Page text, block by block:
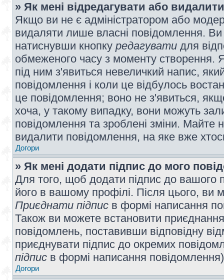
» Як мені відредагувати або
Якщо ви не є адміністратором або
видаляти лише власні повідомлення.
натиснувши кнопку редагувати для
обмеженого часу з моменту створення.
під ним з'явиться невеличкий напис,
повідомлення і коли це відбулось
це повідомлення; воно не з'явиться,
хоча, у такому випадку, вони можуть
повідомлення та зроблені зміни. Майте
видалити повідомлення, на яке вже
Догори
» Як мені додати підпис до мого
Для того, щоб додати підпис до вашого
його в вашому профілі. Після цього, ви
Приєднати підпис в формі написання
Також ви можете встановити
повідомлень, поставивши відповідну
приєднувати підпис до окремих
підпис в формі написання
Догори